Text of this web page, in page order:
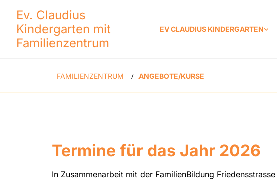
Ev. Claudius
Kindergarten mit
Familienzentrum
EV CLAUDIUS KINDERGARTEN
FAMILIENZENTRUM / ANGEBOTE/KURSE
Termine für das Jahr 2026
In Zusammenarbeit mit der FamilienBildung Friedensstrasse